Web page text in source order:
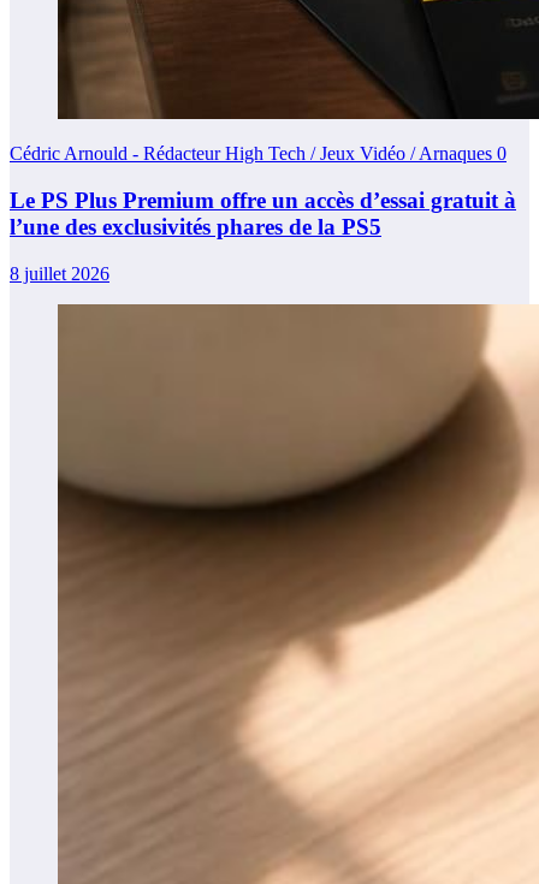
Cédric Arnould - Rédacteur High Tech / Jeux Vidéo / Arnaques 0
Le PS Plus Premium offre un accès d’essai gratuit à
l’une des exclusivités phares de la PS5
8 juillet 2026